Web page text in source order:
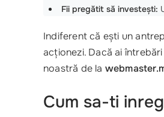
Fii pregătit să investești:
Indiferent că ești un
acționezi. Dacă ai
noastră de la
Cum sa-ti